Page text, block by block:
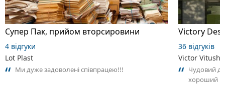
Супер Пак, прийом вторсировини
4 відгуки
Lot Plast
Ми дуже задоволені співпрацею!!!
Victory
36 відгуків
Victor
Чудовий
хороший